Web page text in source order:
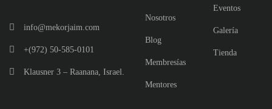
info@mekorjaim.com
+(972) 50-585-0101
Klausner 3 – Raanana, Israel.
Nosotros
Blog
Membresías
Mentores
Eventos
Galería
Tienda